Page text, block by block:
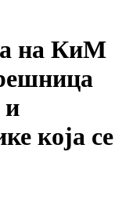
на КиМ
и
која се